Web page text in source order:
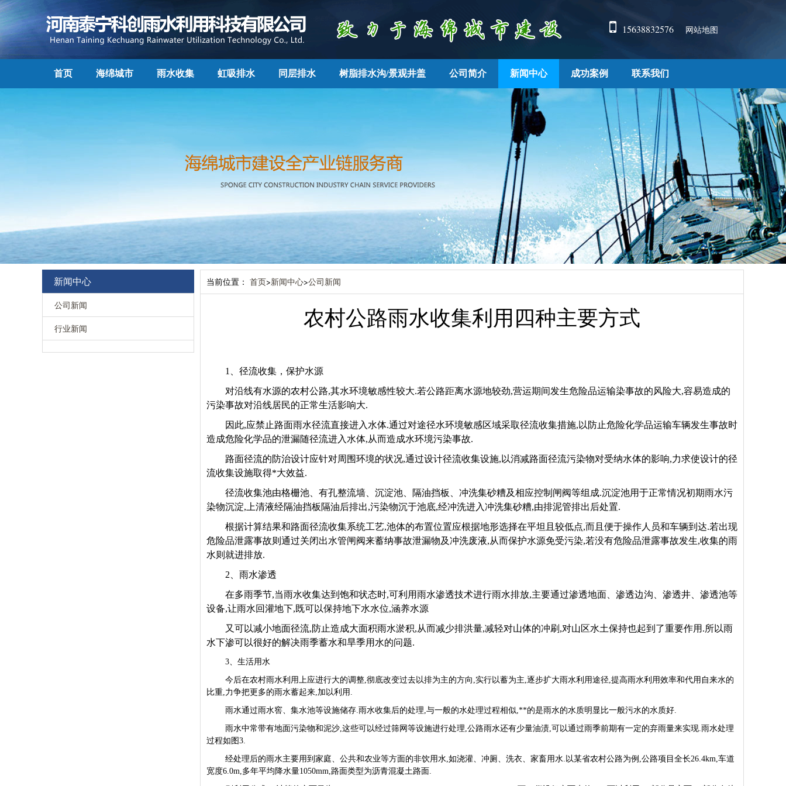
15638832576 网站地图
首页 海绵城市 雨水收集 虹吸排水 同层排水 树脂排水沟/景观井盖 公司简介 新闻中心 成功案例 联系我们
新闻中心
公司新闻
行业新闻
当前位置： 首页>新闻中心>公司新闻
农村公路雨水收集利用四种主要方式
1
、径流收集，保护水源
对沿线有水源的农村公路,其水环境敏感性较大.若公路距离水源地较劲,营运期间发生危险品运输染事故的风险大,容易造成的
污染事故对沿线居民的正常生活影响大.
因此,应禁止路面雨水径流直接进入水体.通过对途径水环境敏感区域采取径流收集措施,以防止危险化学品运输车辆发生事故时
造成危险化学品的泄漏随径流进入水体,从而造成水环境污染事故.
路面径流的防治设计应针对周围环境的状况,通过设计径流收集设施,以消减路面径流污染物对受纳水体的影响,力求使设计的径
流收集设施取得*大效益.
径流收集池由格栅池、有孔整流墙、沉淀池、隔油挡板、冲洗集砂糟及相应控制闸阀等组成.沉淀池用于正常情况初期雨水污
染物沉淀,上清液经隔油挡板隔油后排出,污染物沉于池底,经冲洗进入冲洗集砂糟,由排泥管排出后处置.
根据计算结果和路面径流收集系统工艺,池体的布置位置应根据地形选择在平坦且较低点,而且便于操作人员和车辆到达.若出现
危险品泄露事故则通过关闭出水管闸阀来蓄纳事故泄漏物及冲洗废液,从而保护水源免受污染,若没有危险品泄露事故发生,收集的雨
水则就进排放.
2 、雨水渗透
在多雨季节,当雨水收集达到饱和状态时,可利用雨水渗透技术进行雨水排放,主要通过渗透地面、渗透边沟、渗透井、渗透池等
设备,让雨水回灌地下,既可以保持地下水水位,涵养水源
又可以减小地面径流,防止造成大面积雨水淤积,从而减少排洪量,减轻对山体的冲刷,对山区水土保持也起到了重要作用.所以雨
水下渗可以很好的解决雨季蓄水和旱季用水的问题.
3、生活用水
今后在农村雨水利用上应进行大的调整,彻底改变过去以排为主的方向,实行以蓄为主,逐步扩大雨水利用途径,提高雨水利用效率和代用自来水的
比重,力争把更多的雨水蓄起来,加以利用.
雨水通过雨水窖、集水池等设施储存.雨水收集后的处理,与一般的水处理过程相似,**的是雨水的水质明显比一般污水的水质好.
雨水中常带有地面污染物和泥沙,这些可以经过筛网等设施进行处理,公路雨水还有少量油渍,可以通过雨季前期有一定的弃雨量来实现.雨水处理
过程如图3.
经处理后的雨水主要用到家庭、公共和农业等方面的非饮用水,如浇灌、冲厕、洗衣、家畜用水.以某省农村公路为例,公路项目全长26.4km,车道
宽度6.0m,多年平均降水量1050mm,路面类型为沥青混凝土路面.